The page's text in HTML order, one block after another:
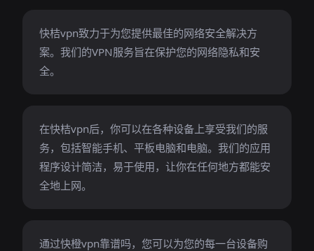
快桔vpn致力于为您提供最佳的网络安全解决方
案。我们的VPN服务旨在保护您的网络隐私和安
全。
在快桔vpn后，你可以在各种设备上享受我们的服
务，包括智能手机、平板电脑和电脑。我们的应用
程序设计简洁，易于使用，让你在任何地方都能安
全地上网。
通过快橙vpn靠谱吗，您可以为您的每一台设备购